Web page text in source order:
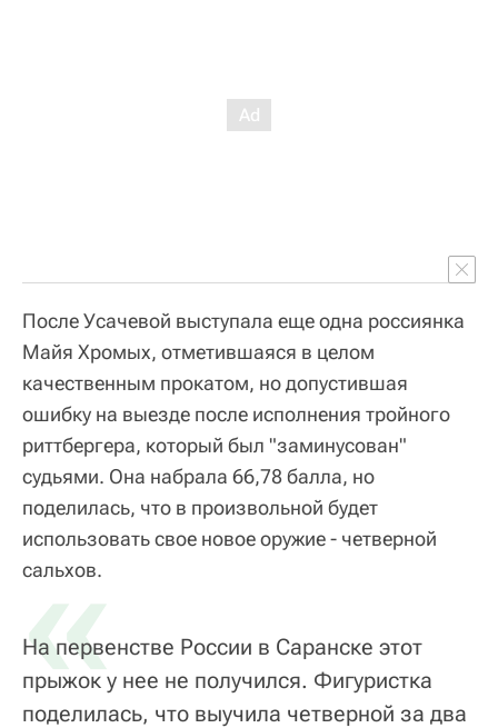
После Усачевой выступала еще одна россиянка
Майя Хромых, отметившаяся в целом
качественным прокатом, но допустившая
ошибку на выезде после исполнения тройного
риттбергера, который был "заминусован"
судьями. Она набрала 66,78 балла, но
поделилась, что в произвольной будет
использовать свое новое оружие - четверной
сальхов.
«
На первенстве России в Саранске этот
прыжок у нее не получился. Фигуристка
поделилась, что выучила четверной за два